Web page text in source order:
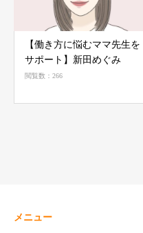
【働き方に悩むママ先生を
サポート】新田めぐみ
閲覧数：266
メニュー